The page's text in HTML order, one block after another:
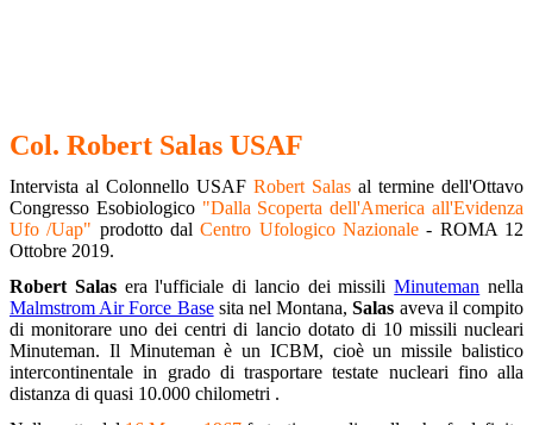
Col. Robert Salas USAF
Intervista al Colonnello USAF Robert Salas al termine dell'Ottavo
Congresso Esobiologico"Dalla Scoperta dell'America all'Evidenza
Ufo /Uap" prodotto dalCentro Ufologico Nazionale - ROMA 12
Ottobre 2019.
Robert Salasera l'ufficiale di lancio dei missiliMinuteman nella
Malmstrom Air Force Basesita nel Montana,Salas aveva il compito
di monitorare uno dei centri di lancio dotato di 10 missili nucleari
Minuteman. Il Minuteman è un ICBM, cioè un missile balistico
intercontinentale in grado di trasportare testate nucleari fino alla
distanza di quasi 10.000 chilometri .